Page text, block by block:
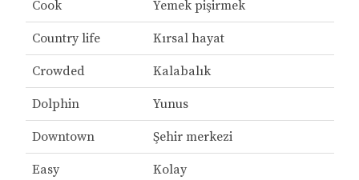
Cook Yemek pişirmek
Country life Kırsal hayat
Crowded Kalabalık
Dolphin Yunus
Downtown Şehir merkezi
Easy Kolay